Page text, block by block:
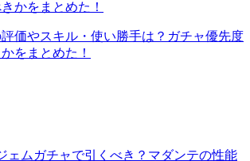
価やスキル・使い勝手は？ガチャ優先度
をまとめた！
ェムガチャで引くべき？マダンテの性能